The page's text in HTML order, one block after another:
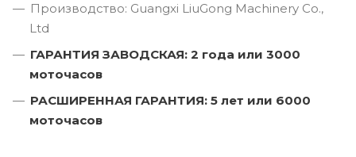
Производство: Guangxi LiuGong Machinery Co.,
Ltd
ГАРАНТИЯ ЗАВОДСКАЯ: 2 года или 3000
моточасов
РАСШИРЕННАЯ ГАРАНТИЯ: 5 лет или 6000
моточасов